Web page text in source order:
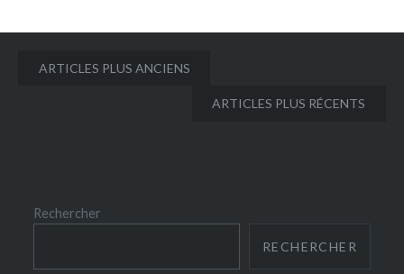
Navigation
ARTICLES PLUS ANCIENS
ARTICLES PLUS RÉCENTS
Rechercher
RECHERCHER